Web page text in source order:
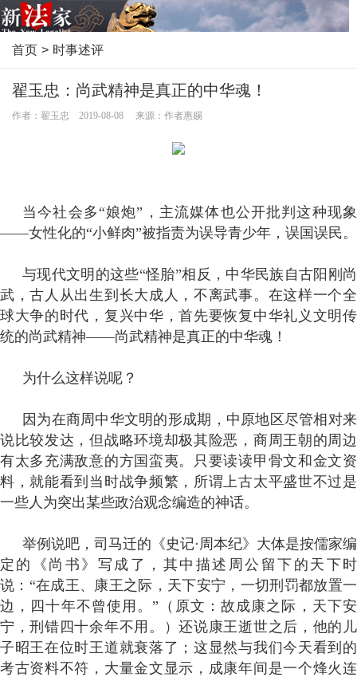
首页 > 时事述评
翟玉忠：尚武精神是真正的中华魂！
作者：翟玉忠 2019-08-08 来源：作者惠赐
当今社会多“娘炮”，主流媒体也公开批判这种现象
——女性化的“小鲜肉”被指责为误导青少年，误国误民。
与现代文明的这些“怪胎”相反，中华民族自古阳刚尚
武，古人从出生到长大成人，不离武事。在这样一个全
球大争的时代，复兴中华，首先要恢复中华礼义文明传
统的尚武精神——尚武精神是真正的中华魂！
为什么这样说呢？
因为在商周中华文明的形成期，中原地区尽管相对来
说比较发达，但战略环境却极其险恶，商周王朝的周边
有太多充满敌意的方国蛮夷。只要读读甲骨文和金文资
料，就能看到当时战争频繁，所谓上古太平盛世不过是
一些人为突出某些政治观念编造的神话。
举例说吧，司马迁的《史记·周本纪》大体是按儒家编
定的《尚书》写成了，其中描述周公留下的天下时
说：“在成王、康王之际，天下安宁，一切刑罚都放置一
边，四十年不曾使用。”（原文：故成康之际，天下安
宁，刑错四十余年不用。）还说康王逝世之后，他的儿
子昭王在位时王道就衰落了；这显然与我们今天看到的
考古资料不符，大量金文显示，成康年间是一个烽火连